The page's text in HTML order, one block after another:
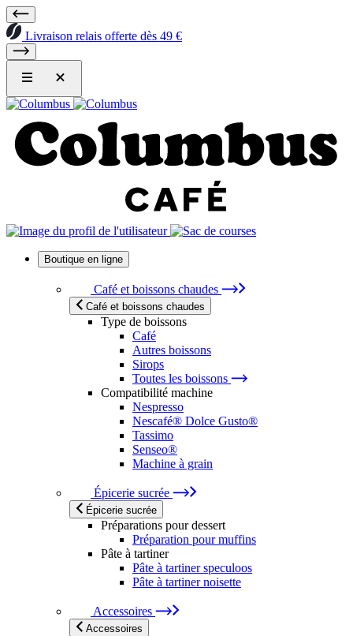
Livraison relais offerte dès 49 €
Boutique en ligne
Café et boissons chaudes
Café et boissons chaudes
Type de boissons
Café
Autres boissons
Sirops
Toutes les boissons
Compatibilité machine
Nespresso
Nescafé® Dolce Gusto®
Tassimo
Senseo®
Machine à grain
Épicerie sucrée
Épicerie sucrée
Préparations pour dessert
Préparation pour muffins
Pâte à tartiner
Pâte à tartiner speculoos
Pâte à tartiner noisette
Accessoires
Accessoires